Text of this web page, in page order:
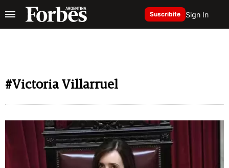
Suscribite Sign In
#Victoria Villarruel